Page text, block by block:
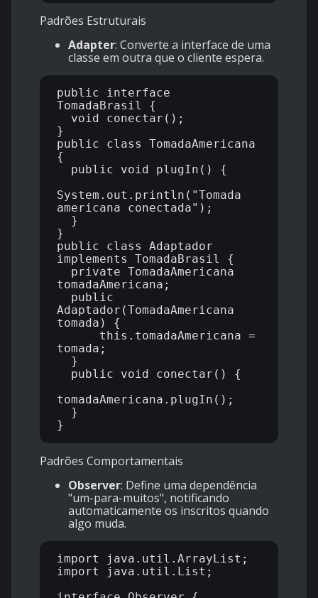
Padrões Estruturais
Adapter: Converte a interface de uma
classe em outra que o cliente espera.
public interface
TomadaBrasil {
}
public class TomadaAmericana
{
System.out.println("Tomada
americana conectada");
}
public class Adaptador
implements TomadaBrasil {
tomadaAmericana;
Adaptador(TomadaAmericana
tomada) {
tomada;
tomadaAmericana.plugIn();
Padrões Comportamentais
Observer: Define uma dependência
"um-para-muitos", notificando
automaticamente os inscritos quando
algo muda.
import java.util.ArrayList;
import java.util.List;